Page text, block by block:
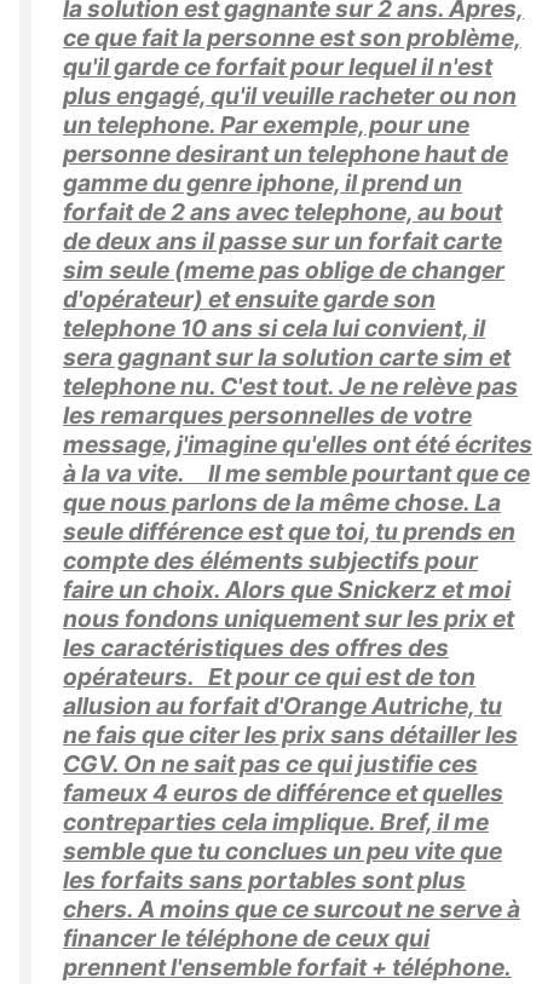
la solution est gagnante sur 2 ans. Apres,
ce que fait la personne est son problème,
qu'il garde ce forfait pour lequel il n'est
plus engagé, qu'il veuille racheter ou non
un telephone. Par exemple, pour une
personne desirant un telephone haut de
gamme du genre iphone, il prend un
forfait de 2 ans avec telephone, au bout
de deux ans il passe sur un forfait carte
sim seule (meme pas oblige de changer
d'opérateur) et ensuite garde son
telephone 10 ans si cela lui convient, il
sera gagnant sur la solution carte sim et
telephone nu. C'est tout. Je ne relève pas
les remarques personnelles de votre
message, j'imagine qu'elles ont été écrites
à la va vite. Il me semble pourtant que ce
que nous parlons de la même chose. La
seule différence est que toi, tu prends en
compte des éléments subjectifs pour
faire un choix. Alors que Snickerz et moi
nous fondons uniquement sur les prix et
les caractéristiques des offres des
opérateurs. Et pour ce qui est de ton
allusion au forfait d'Orange Autriche, tu
ne fais que citer les prix sans détailler les
CGV. On ne sait pas ce qui justifie ces
fameux 4 euros de différence et quelles
contreparties cela implique. Bref, il me
semble que tu conclues un peu vite que
les forfaits sans portables sont plus
chers. A moins que ce surcout ne serve à
financer le téléphone de ceux qui
prennent l'ensemble forfait + téléphone.